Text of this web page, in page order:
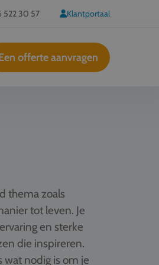
522 30 57 Klantportaal
offerte aanvragen
thema zoals
tot leven. Je
en sterke
die inspireren.
nodig is om je